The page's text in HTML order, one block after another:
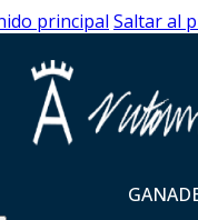
principal Saltar al